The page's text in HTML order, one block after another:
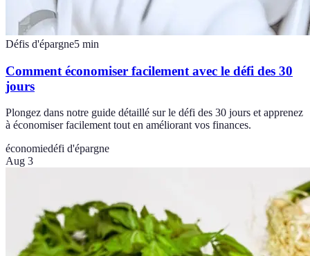
Défis d'épargne5 min
Comment économiser facilement avec le défi des 30
jours
Plongez dans notre guide détaillé sur le défi des 30 jours et apprenez
à économiser facilement tout en améliorant vos finances.
économiedéfi d'épargne
Aug 3